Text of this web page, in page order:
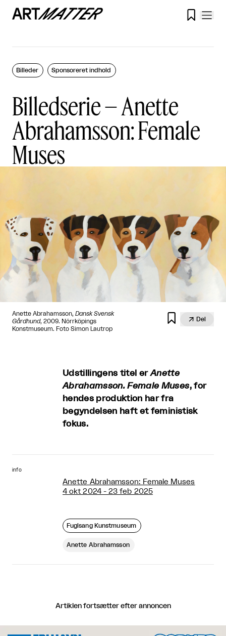

Billedserie – Anette
Abrahamsson: Female
Muses
Billeder Sponsoreret indhold
Anette Abrahamsson, Dansk Svensk
Gårdhund, 2009. Nörrköpings
Konstmuseum. Foto Simon Lautrop
  Del
Udstillingens titel erAnette
Abrahamsson. Female Muses, for
hendes produktion har fra
begyndelsen haft et feministisk
fokus.
info
Anette Abrahamsson: Female Muses
4 okt 2024 - 23 feb 2025
Fuglsang Kunstmuseum
Anette Abrahamsson
Artiklen fortsætter efter annoncen